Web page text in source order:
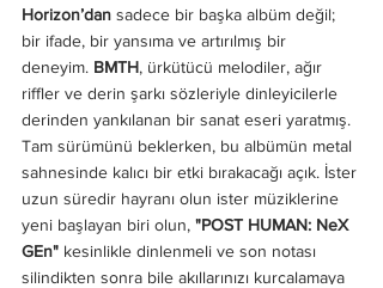
Horizon’dan sadece bir başka albüm değil;
bir ifade, bir yansıma ve artırılmış bir
deneyim. BMTH, ürkütücü melodiler, ağır
riffler ve derin şarkı sözleriyle dinleyicilerle
derinden yankılanan bir sanat eseri yaratmış.
Tam sürümünü beklerken, bu albümün metal
sahnesinde kalıcı bir etki bırakacağı açık. İster
uzun süredir hayranı olun ister müziklerine
yeni başlayan biri olun, "POST HUMAN: NeX
GEn" kesinlikle dinlenmeli ve son notası
silindikten sonra bile akıllarınızı kurcalamaya